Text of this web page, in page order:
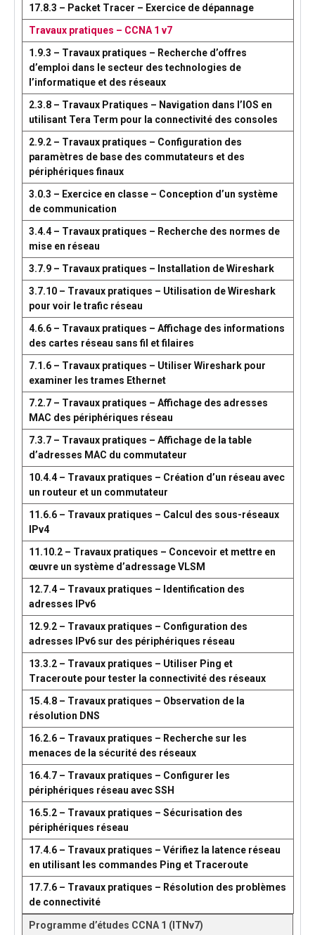
17.8.3 – Packet Tracer – Exercice de dépannage
Travaux pratiques – CCNA 1 v7
1.9.3 – Travaux pratiques – Recherche d’offres
d’emploi dans le secteur des technologies de
l’informatique et des réseaux
2.3.8 – Travaux Pratiques – Navigation dans l’IOS en
utilisant Tera Term pour la connectivité des consoles
2.9.2 – Travaux pratiques – Configuration des
paramètres de base des commutateurs et des
périphériques finaux
3.0.3 – Exercice en classe – Conception d’un système
de communication
3.4.4 – Travaux pratiques – Recherche des normes de
mise en réseau
3.7.9 – Travaux pratiques – Installation de Wireshark
3.7.10 – Travaux pratiques – Utilisation de Wireshark
pour voir le trafic réseau
4.6.6 – Travaux pratiques – Affichage des informations
des cartes réseau sans fil et filaires
7.1.6 – Travaux pratiques – Utiliser Wireshark pour
examiner les trames Ethernet
7.2.7 – Travaux pratiques – Affichage des adresses
MAC des périphériques réseau
7.3.7 – Travaux pratiques – Affichage de la table
d’adresses MAC du commutateur
10.4.4 – Travaux pratiques – Création d’un réseau avec
un routeur et un commutateur
11.6.6 – Travaux pratiques – Calcul des sous-réseaux
IPv4
11.10.2 – Travaux pratiques – Concevoir et mettre en
œuvre un système d’adressage VLSM
12.7.4 – Travaux pratiques – Identification des
adresses IPv6
12.9.2 – Travaux pratiques – Configuration des
adresses IPv6 sur des périphériques réseau
13.3.2 – Travaux pratiques – Utiliser Ping et
Traceroute pour tester la connectivité des réseaux
15.4.8 – Travaux pratiques – Observation de la
résolution DNS
16.2.6 – Travaux pratiques – Recherche sur les
menaces de la sécurité des réseaux
16.4.7 – Travaux pratiques – Configurer les
périphériques réseau avec SSH
16.5.2 – Travaux pratiques – Sécurisation des
périphériques réseau
17.4.6 – Travaux pratiques – Vérifiez la latence réseau
en utilisant les commandes Ping et Traceroute
17.7.6 – Travaux pratiques – Résolution des problèmes
de connectivité
Programme d’études CCNA 1 (ITNv7)